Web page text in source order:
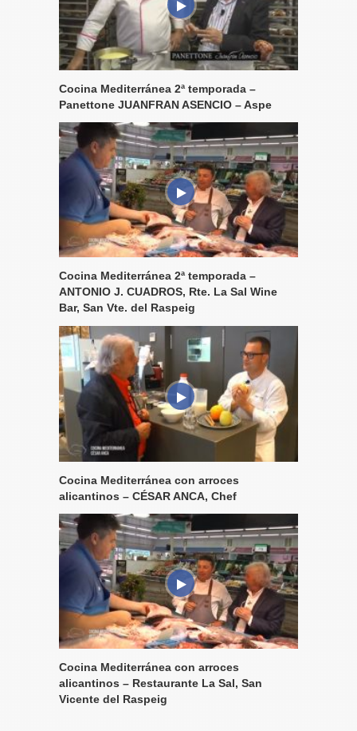
Cocina Mediterránea 2ª temporada –
Panettone JUANFRAN ASENCIO – Aspe
Cocina Mediterránea 2ª temporada –
ANTONIO J. CUADROS, Rte. La Sal Wine
Bar, San Vte. del Raspeig
Cocina Mediterránea con arroces
alicantinos – CÉSAR ANCA, Chef
Cocina Mediterránea con arroces
alicantinos – Restaurante La Sal, San
Vicente del Raspeig